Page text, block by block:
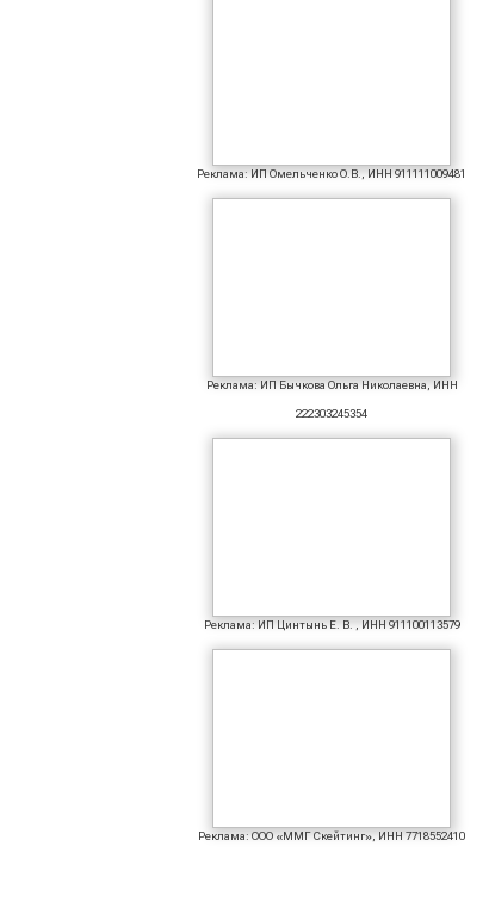
Реклама: ИП Омельченко О.В., ИНН 911111009481
Реклама: ИП Бычкова Ольга Николаевна, ИНН
222303245354
Реклама: ИП Цинтынь Е. В. , ИНН 911100113579
Реклама: ООО «ММГ Скейтинг», ИНН 7718552410